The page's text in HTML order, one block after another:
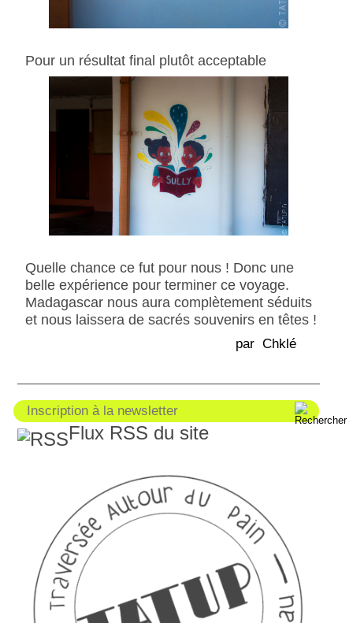
Pour un résultat final plutôt acceptable
Quelle chance ce fut pour nous ! Donc une
belle expérience pour terminer ce voyage.
Madagascar nous aura complètement séduits
et nous laissera de sacrés souvenirs en têtes !
par Chklé
Flux RSS du site